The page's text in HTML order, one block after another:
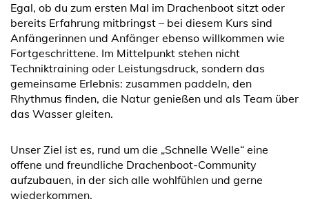
Egal, ob du zum ersten Mal im Drachenboot sitzt oder
bereits Erfahrung mitbringst – bei diesem Kurs sind
Anfängerinnen und Anfänger ebenso willkommen wie
Fortgeschrittene. Im Mittelpunkt stehen nicht
Techniktraining oder Leistungsdruck, sondern das
gemeinsame Erlebnis: zusammen paddeln, den
Rhythmus finden, die Natur genießen und als Team über
das Wasser gleiten.
Unser Ziel ist es, rund um die „Schnelle Welle“ eine
offene und freundliche Drachenboot-Community
aufzubauen, in der sich alle wohlfühlen und gerne
wiederkommen.